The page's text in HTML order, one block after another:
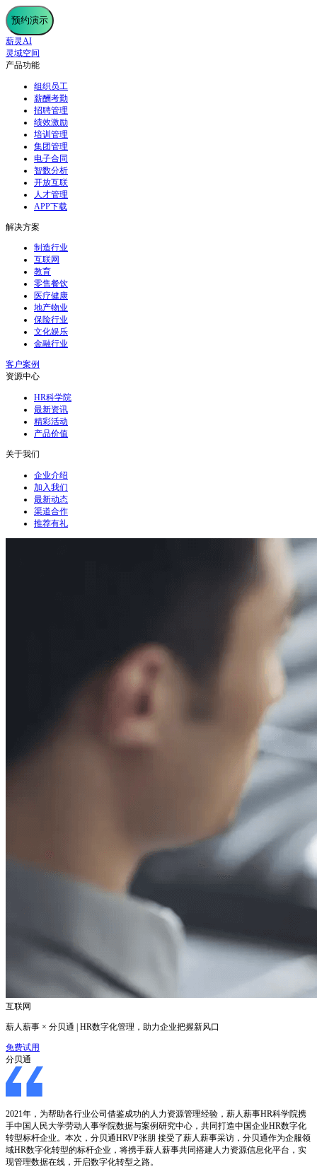
预约演示
薪灵AI
灵域空间
产品功能
组织员工
薪酬考勤
招聘管理
绩效激励
培训管理
集团管理
电子合同
智数分析
开放互联
人才管理
APP下载
解决方案
制造行业
互联网
教育
零售餐饮
医疗健康
地产物业
保险行业
文化娱乐
金融行业
客户案例
资源中心
HR科学院
最新资讯
精彩活动
产品价值
关于我们
企业介绍
加入我们
最新动态
渠道合作
推荐有礼
互联网
薪人薪事 × 分贝通 | HR数字化管理，助力企业把握新风口
免费试用
分贝通
2021年，为帮助各行业公司借鉴成功的人力资源管理经验，薪人薪事HR科学院携
手中国人民大学劳动人事学院数据与案例研究中心，共同打造中国企业HR数字化
转型标杆企业。本次，分贝通HRVP张朋 接受了薪人薪事采访，分贝通作为企服领
域HR数字化转型的标杆企业，将携手薪人薪事共同搭建人力资源信息化平台，实
现管理数据在线，开启数字化转型之路。